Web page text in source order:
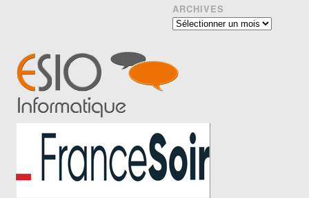
ARCHIVES
Archives